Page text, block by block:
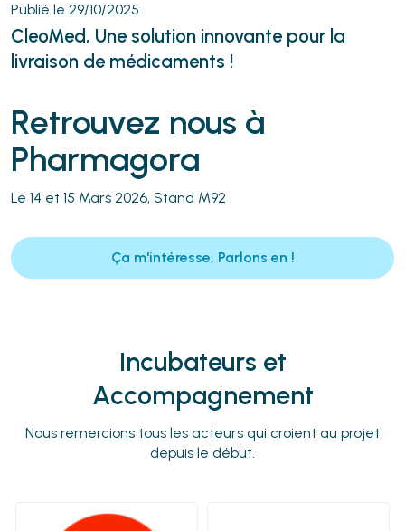
Publié le 29/10/2025
CleoMed, Une solution innovante pour la
livraison de médicaments !
Retrouvez nous à
Pharmagora
Le 14 et 15 Mars 2026, Stand M92
Ça m'intéresse, Parlons en !
Incubateurs et
Accompagnement
Nous remercions tous les acteurs qui croient au projet
depuis le début.